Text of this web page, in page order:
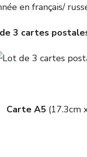
en français/
3 cartes
Carte A5 (17.3cm